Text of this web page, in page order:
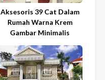
Aksesoris 39 Cat Dalam
Rumah Warna Krem
Gambar Minimalis